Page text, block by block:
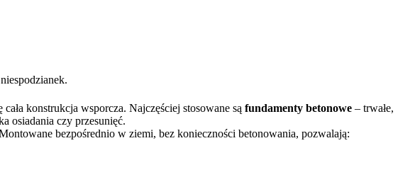
konstrukcja wsporcza. Najczęściej stosowane są fundamenty betonowe – trwałe,
osiadania czy przesunięć.
bezpośrednio w ziemi, bez konieczności betonowania, pozwalają: